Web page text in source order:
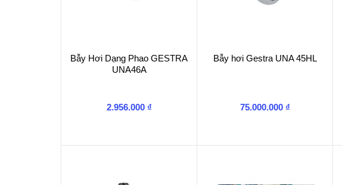
Bẫy Hơi Dạng Phao GESTRA
UNA46A
2.956.000 ₫
Bẫy hơi Gestra UNA 45HL
75.000.000 ₫